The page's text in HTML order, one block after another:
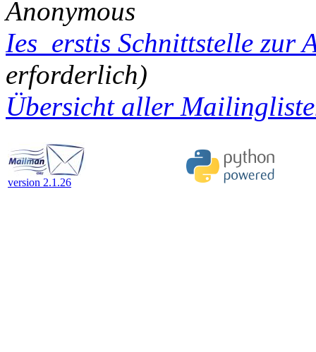
Anonymous
Ies_erstis Schnittstelle zur
erforderlich)
Übersicht aller
version 2.1.26